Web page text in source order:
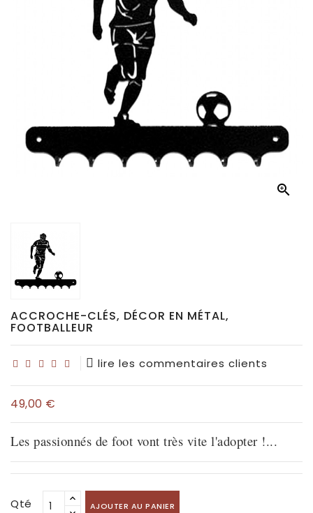
pour
collectionneurs

ACCROCHE-CLÉS, DÉCOR EN MÉTAL,
FOOTBALLEUR
lire les commentaires clients
49,00 €
Les passionnés de foot vont très vite l'adopter !...
Qté AJOUTER AU PANIER